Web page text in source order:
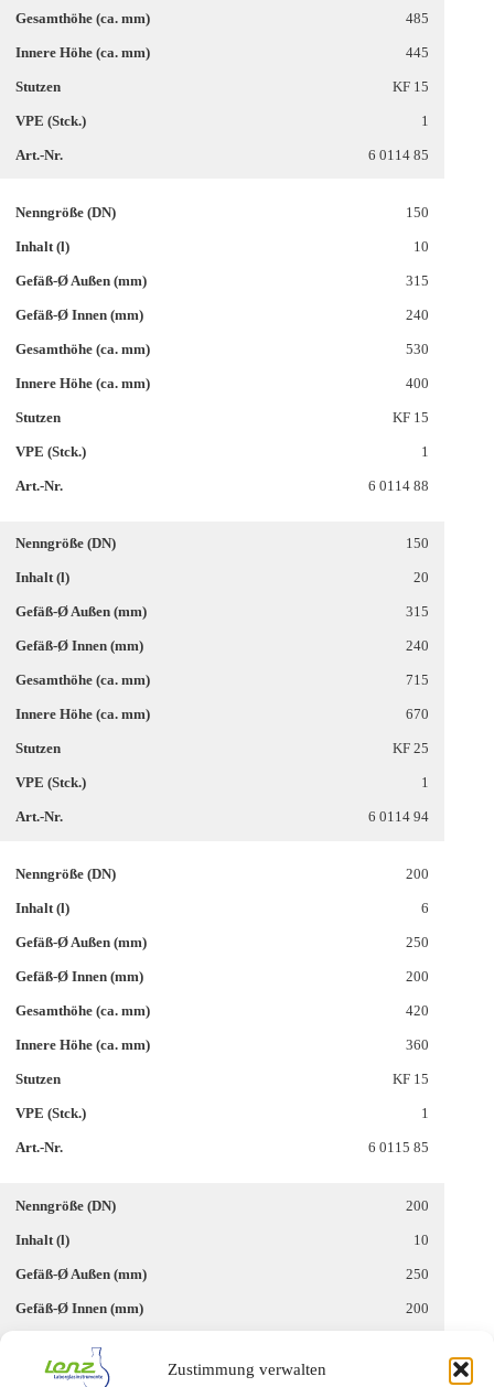
Zustimmung verwalten
485
445
KF 15
1
6 0114 85
150
10
315
240
530
400
KF 15
1
6 0114 88
150
20
315
240
715
670
KF 25
1
6 0114 94
200
6
250
200
420
360
KF 15
1
6 0115 85
200
10
250
200